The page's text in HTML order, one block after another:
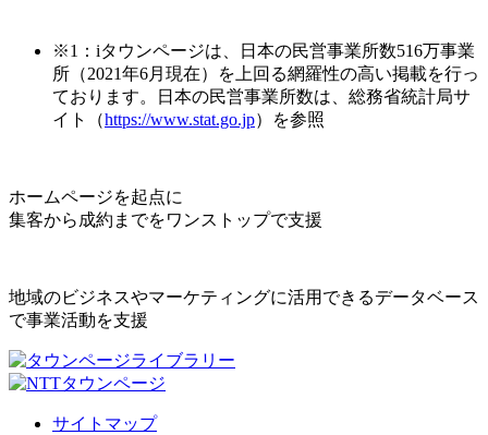
※1：iタウンページは、日本の民営事業所数516万事業
所（2021年6月現在）を上回る網羅性の高い掲載を行っ
ております。日本の民営事業所数は、総務省統計局サ
イト（https://www.stat.go.jp）を参照
ホームページを起点に
集客から成約までをワンストップで支援
地域のビジネスやマーケティングに活用できるデータベース
で事業活動を支援
サイトマップ